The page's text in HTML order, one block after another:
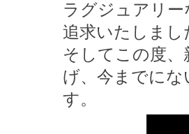
ラグジュアリ
追求いたしまし
そしてこの度
げ、今までに
す。